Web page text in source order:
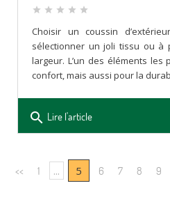
star star star star star
Choisir un coussin
sélectionner un joli tissu ou à
largeur. L’un des éléments
confort, mais aussi pour la
search Lire l'article
<< 1 ... 5 6 7 8 9